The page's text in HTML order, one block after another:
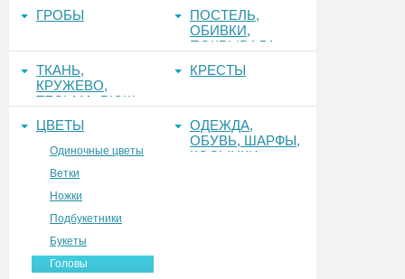
ГРОБЫ
ПОСТЕЛЬ,
ОБИВКИ,
ПОКРЫВАЛА
ТКАНЬ,
КРУЖЕВО,
ТЕСЬМА, РЮШ
КРЕСТЫ
ЦВЕТЫ
Одиночные цветы
Ветки
Ножки
Подбукетники
Букеты
Головы
ОДЕЖДА,
ОБУВЬ, ШАРФЫ,
КОСЫНКИ